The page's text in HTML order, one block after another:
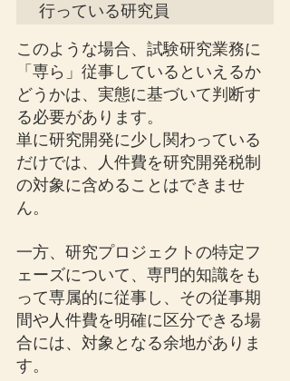
行っている研究員
このような場合、試験研究業務に
「専ら」従事しているといえるか
どうかは、実態に基づいて判断す
る必要があります。
単に研究開発に少し関わっている
だけでは、人件費を研究開発税制
の対象に含めることはできませ
ん。
一方、研究プロジェクトの特定フ
ェーズについて、専門的知識をも
って専属的に従事し、その従事期
間や人件費を明確に区分できる場
合には、対象となる余地がありま
す。